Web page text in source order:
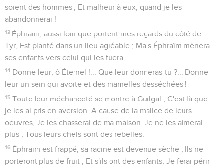
soient des hommes ; Et malheur à eux, quand je les
abandonnerai !
13 Éphraïm, aussi loin que portent mes regards du côté de
Tyr, Est planté dans un lieu agréable ; Mais Éphraïm mènera
ses enfants vers celui qui les tuera.
14 Donne-leur, ô Éternel !... Que leur donneras-tu ?... Donne-
leur un sein qui avorte et des mamelles desséchées !
15 Toute leur méchanceté se montre à Guilgal ; C'est là que
je les ai pris en aversion. A cause de la malice de leurs
oeuvres, Je les chasserai de ma maison. Je ne les aimerai
plus ; Tous leurs chefs sont des rebelles.
16 Éphraïm est frappé, sa racine est devenue sèche ; Ils ne
porteront plus de fruit ; Et s'ils ont des enfants, Je ferai périr